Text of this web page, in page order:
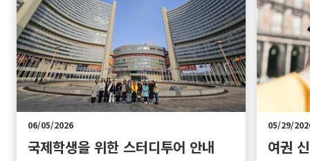
06/05/2026
국제학생을 위한 스터디투어 안내
05/29/
여권